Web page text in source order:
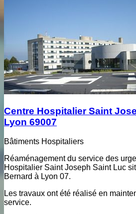
Centre Hospitalier Saint
Lyon 69007
Bâtiments Hospitaliers
Réaménagement du service des
Hospitalier Saint Joseph Saint Luc
Bernard à Lyon 07.
Les travaux ont été réalisé en
service.